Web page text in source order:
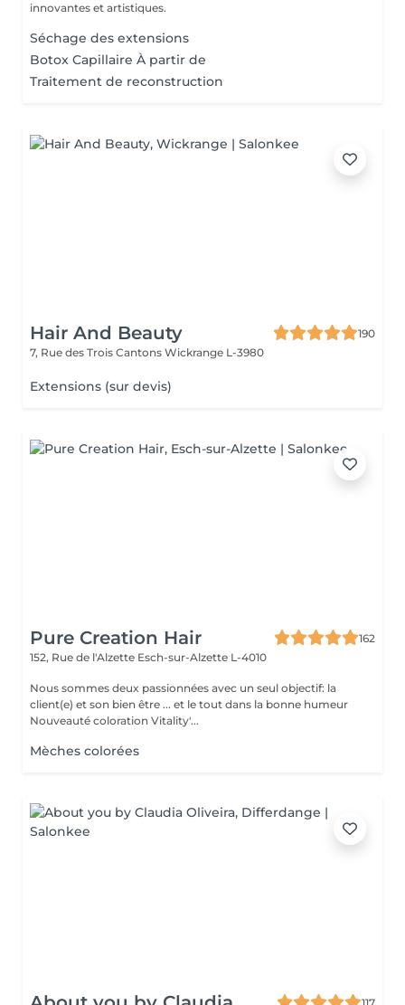
innovantes et artistiques.
Séchage des extensions
Botox Capillaire À partir de
Traitement de reconstruction
Hair And Beauty
190
7, Rue des Trois Cantons Wickrange L-3980
Extensions (sur devis)
Pure Creation Hair
162
152, Rue de l'Alzette Esch-sur-Alzette L-4010
Nous sommes deux passionnées avec un seul objectif: la
client(e) et son bien être ... et le tout dans la bonne humeur
Nouveauté coloration Vitality'...
Mèches colorées